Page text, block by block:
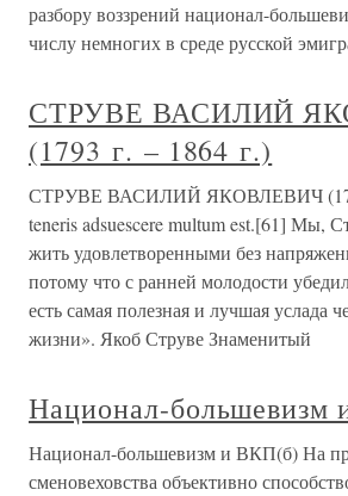
разбору воззрений национал-
числу немногих в среде русской
СТРУВЕ ВАСИЛИЙ
(1793 г. – 1864 г.)
СТРУВЕ ВАСИЛИЙ ЯКОВЛЕВИЧ
teneris adsuescere multum est.[61] Мы,
жить удовлетворенными без
потому что с ранней молодости
есть самая полезная и лучшая услада
жизни». Якоб Струве Знаменитый
Национал-
Национал-большевизм и ВКП(б) На
сменовеховства объективно